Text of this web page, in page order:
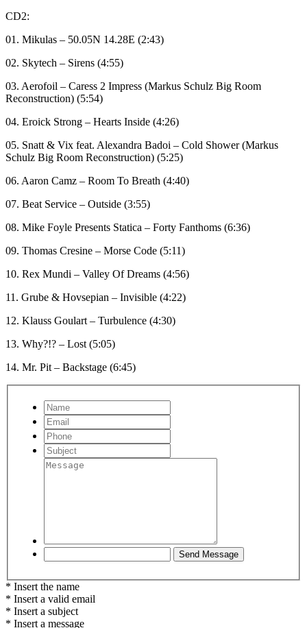
CD2:
01. Mikulas – 50.05N 14.28E (2:43)
02. Skytech – Sirens (4:55)
03. Aerofoil – Caress 2 Impress (Markus Schulz Big Room
Reconstruction) (5:54)
04. Eroick Strong – Hearts Inside (4:26)
05. Snatt & Vix feat. Alexandra Badoi – Cold Shower (Markus
Schulz Big Room Reconstruction) (5:25)
06. Aaron Camz – Room To Breath (4:40)
07. Beat Service – Outside (3:55)
08. Mike Foyle Presents Statica – Forty Fanthoms (6:36)
09. Thomas Cresine – Morse Code (5:11)
10. Rex Mundi – Valley Of Dreams (4:56)
11. Grube & Hovsepian – Invisible (4:22)
12. Klauss Goulart – Turbulence (4:30)
13. Why?!? – Lost (5:05)
14. Mr. Pit – Backstage (6:45)
* Insert the name
* Insert a valid email
* Insert a subject
* Insert a message